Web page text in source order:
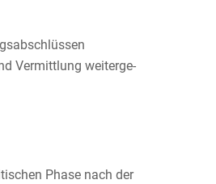
Vermitt­lung weiter­ge­
Phase nach der